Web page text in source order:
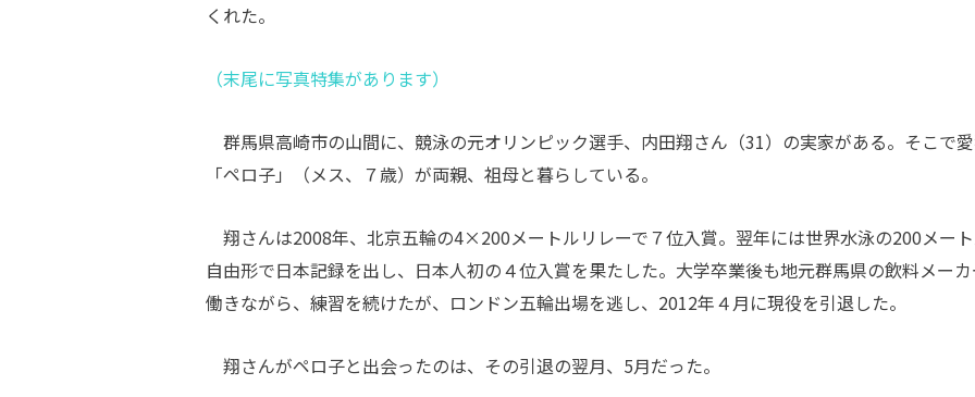
くれた。
（末尾に写真特集があります）
群馬県高崎市の山間に、競泳の元オリンピック選手、内田翔さん（31）の実家がある。そこで
「ペロ子」（メス、７歳）が両親、祖母と暮らしている。
翔さんは2008年、北京五輪の4×200メートルリレーで７位入賞。翌年には世界水泳の200メー
自由形で日本記録を出し、日本人初の４位入賞を果たした。大学卒業後も地元群馬県の飲料メーカ
働きながら、練習を続けたが、ロンドン五輪出場を逃し、 2012年４月に現役を引退した。
翔さんがペロ子と出会ったのは、その引退の翌月、 5月だった。